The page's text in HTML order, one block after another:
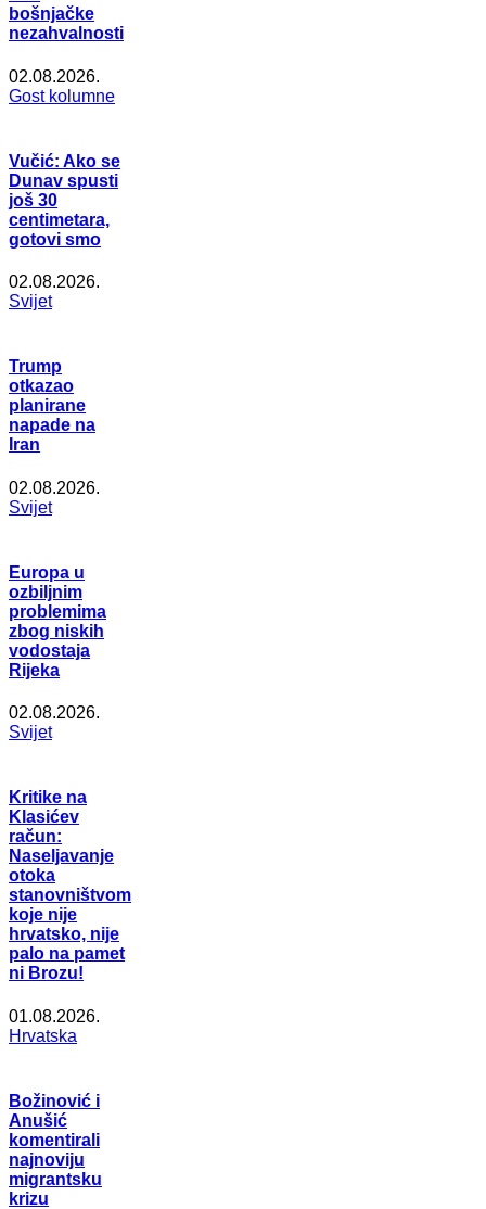
bošnjačke
nezahvalnosti
02.08.2026.
Gost kolumne
Vučić: Ako se
Dunav spusti
još 30
centimetara,
gotovi smo
02.08.2026.
Svijet
Trump
otkazao
planirane
napade na
Iran
02.08.2026.
Svijet
Europa u
ozbiljnim
problemima
zbog niskih
vodostaja
Rijeka
02.08.2026.
Svijet
Kritike na
Klasićev
račun:
Naseljavanje
otoka
stanovništvom
koje nije
hrvatsko, nije
palo na pamet
ni Brozu!
01.08.2026.
Hrvatska
Božinović i
Anušić
komentirali
najnoviju
migrantsku
krizu